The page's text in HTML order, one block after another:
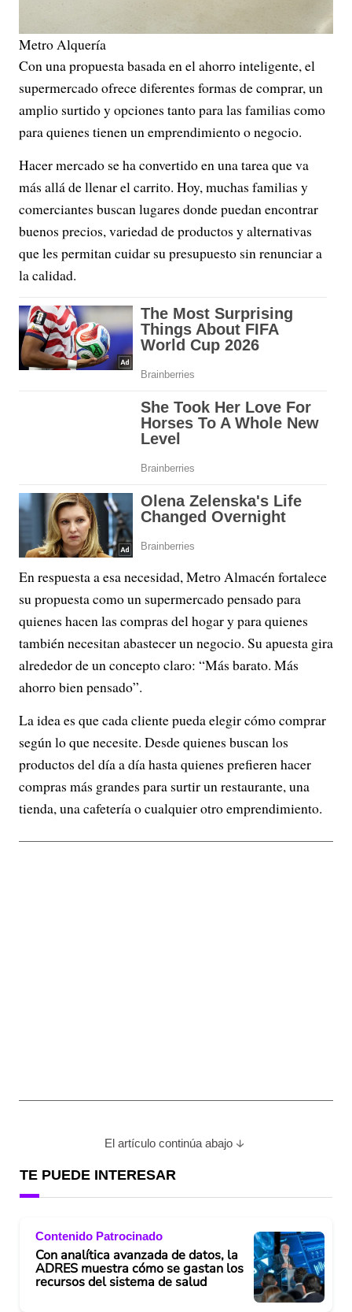
Metro Alquería
Con una propuesta basada en el ahorro inteligente, el
supermercado ofrece diferentes formas de comprar, un
amplio surtido y opciones tanto para las familias como
para quienes tienen un emprendimiento o negocio.
Hacer mercado se ha convertido en una tarea que va
más allá de llenar el carrito. Hoy, muchas familias y
comerciantes buscan lugares donde puedan encontrar
buenos precios, variedad de productos y alternativas
que les permitan cuidar su presupuesto sin renunciar a
la calidad.
En respuesta a esa necesidad, Metro Almacén fortalece
su propuesta como un supermercado pensado para
quienes hacen las compras del hogar y para quienes
también necesitan abastecer un negocio. Su apuesta gira
alrededor de un concepto claro: “Más barato. Más
ahorro bien pensado”.
La idea es que cada cliente pueda elegir cómo comprar
según lo que necesite. Desde quienes buscan los
productos del día a día hasta quienes prefieren hacer
compras más grandes para surtir un restaurante, una
tienda, una cafetería o cualquier otro emprendimiento.
El artículo continúa abajo
TE PUEDE INTERESAR
Contenido Patrocinado
Con analítica avanzada de datos, la
ADRES muestra cómo se gastan los
recursos del sistema de salud